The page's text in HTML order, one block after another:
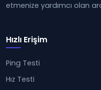
etmenize yardımcı olan
Hızlı Erişim
Ping Testi
Hız Testi